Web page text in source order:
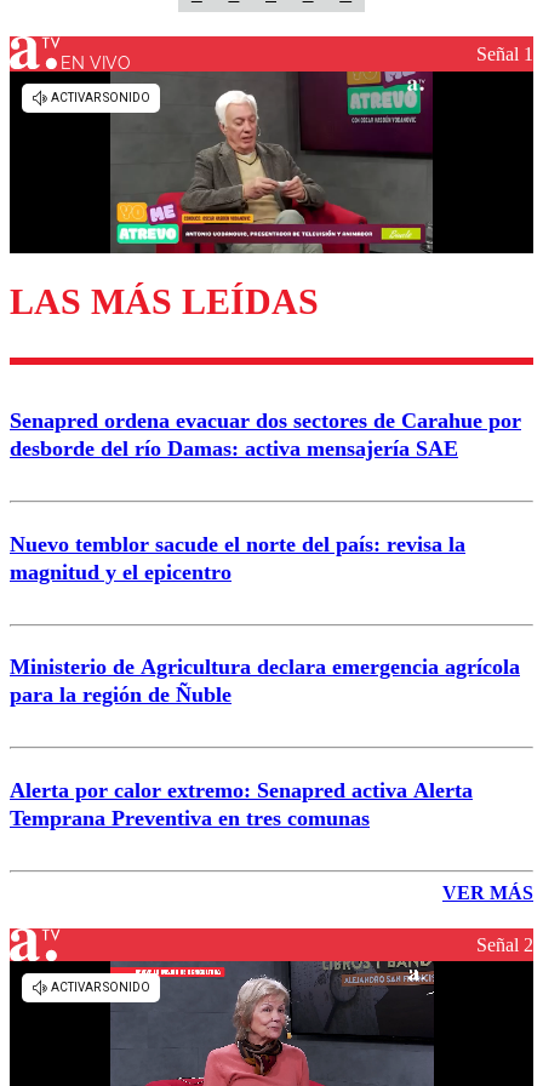
EN VIVO Señal 1
LAS MÁS LEÍDAS
Senapred ordena evacuar dos sectores de Carahue por
desborde del río Damas: activa mensajería SAE
Nuevo temblor sacude el norte del país: revisa la
magnitud y el epicentro
Ministerio de Agricultura declara emergencia agrícola
para la región de Ñuble
Alerta por calor extremo: Senapred activa Alerta
Temprana Preventiva en tres comunas
VER MÁS
Señal 2